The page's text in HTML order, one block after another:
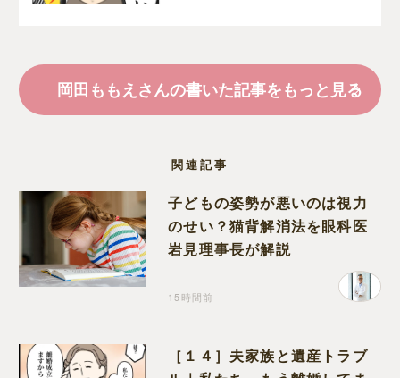
岡田ももえさんの書いた記事をもっと見る
関連記事
子どもの姿勢が悪いのは視力
のせい？猫背解消法を眼科医
岩見理事長が解説
15時間前
［１４］夫家族と遺産トラブ